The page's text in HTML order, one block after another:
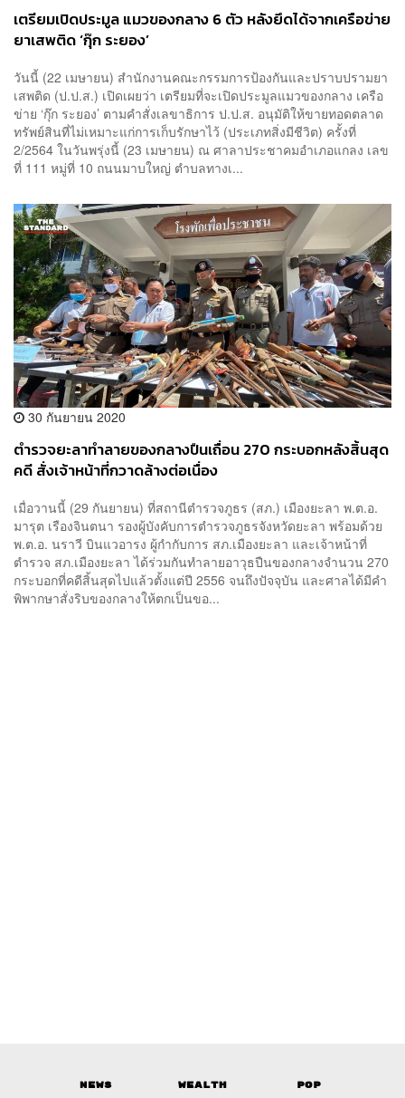
เตรียมเปิดประมูล แมวของกลาง 6 ตัว หลังยึดได้จากเครือข่าย
ยาเสพติด ‘กุ๊ก ระยอง’
วันนี้ (22 เมษายน) สำนักงานคณะกรรมการป้องกันและปราบปรามยา
เสพติด (ป.ป.ส.) เปิดเผยว่า เตรียมที่จะเปิดประมูลแมวของกลาง เครือ
ข่าย ‘กุ๊ก ระยอง’ ตามคำสั่งเลขาธิการ ป.ป.ส. อนุมัติให้ขายทอดตลาด
ทรัพย์สินที่ไม่เหมาะแก่การเก็บรักษาไว้ (ประเภทสิ่งมีชีวิต) ครั้งที่
2/2564 ในวันพรุ่งนี้ (23 เมษายน) ณ ศาลาประชาคมอำเภอแกลง เลข
ที่ 111 หมู่ที่ 10 ถนนมาบใหญ่ ตำบลทางเ...
30 กันยายน 2020
ตำรวจยะลาทำลายของกลางปืนเถื่อน 270 กระบอกหลังสิ้นสุด
คดี สั่งเจ้าหน้าที่กวาดล้างต่อเนื่อง
เมื่อวานนี้ (29 กันยายน) ที่สถานีตำรวจภูธร (สภ.) เมืองยะลา พ.ต.อ.
มารุต เรืองจินตนา รองผู้บังคับการตำรวจภูธรจังหวัดยะลา พร้อมด้วย
พ.ต.อ. นราวี บินแวอารง ผู้กำกับการ สภ.เมืองยะลา และเจ้าหน้าที่
ตำรวจ สภ.เมืองยะลา ได้ร่วมกันทำลายอาวุธปืนของกลางจำนวน 270
กระบอกที่คดีสิ้นสุดไปแล้วตั้งแต่ปี 2556 จนถึงปัจจุบัน และศาลได้มีคำ
พิพากษาสั่งริบของกลางให้ตกเป็นขอ...
News Wealth
Pop